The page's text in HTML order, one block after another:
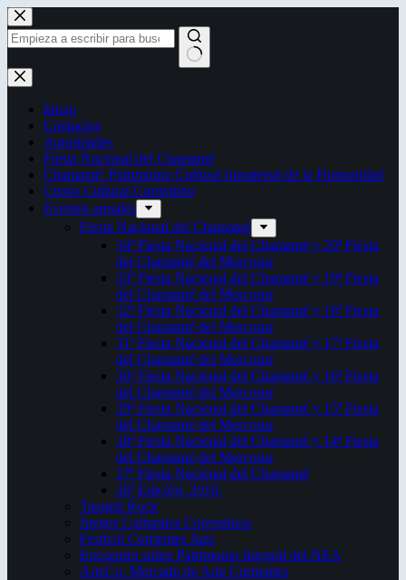
Saltar
al
contenido
Sin
resultados
Inicio
Contactos
Autoridades
Fiesta Nacional del Chamamé
Chamamé: Patrimonio Cultural Inmaterial de la Humanidad
Censo Cultural Correntino
Eventos anuales
Fiesta Nacional del Chamamé
34ª Fiesta Nacional del Chamamé y 20ª Fiesta
del Chamamé del Mercosur
33ª Fiesta Nacional del Chamamé y 19ª Fiesta
del Chamamé del Mercosur
32ª Fiesta Nacional del Chamamé y 18ª Fiesta
del Chamamé del Mercosur
31ª Fiesta Nacional del Chamamé y 17ª Fiesta
del Chamamé del Mercosur
30ª Fiesta Nacional del Chamamé y 16ª Fiesta
del Chamamé del Mercosur
29ª Fiesta Nacional del Chamamé y 15ª Fiesta
del Chamamé del Mercosur
28ª Fiesta Nacional del Chamamé y 14ª Fiesta
del Chamamé del Mercosur
27ª Fiesta Nacional del Chamamé
26ª Edición. 2016.
Taragüi Rock
Juegos Culturales Correntinos
Festival Corrientes Jazz
Encuentro sobre Patrimonio Integral del NEA
ArteCo. Mercado de Arte Corrientes